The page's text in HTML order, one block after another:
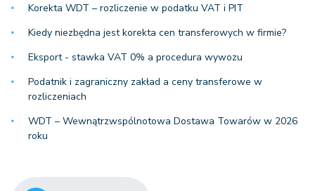
Korekta WDT – rozliczenie w podatku VAT i PIT
Kiedy niezbędna jest korekta cen transferowych w firmie?
Eksport - stawka VAT 0% a procedura wywozu
Podatnik i zagraniczny zakład a ceny transferowe w
rozliczeniach
WDT – Wewnątrzwspólnotowa Dostawa Towarów w 2026
roku